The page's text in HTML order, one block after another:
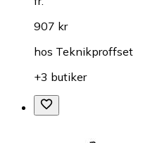
907 kr
hos Teknikproffset
+3 butiker